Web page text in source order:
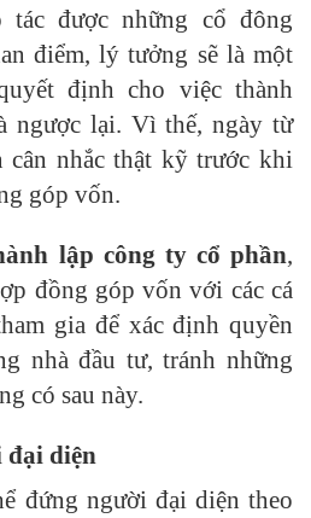
tác được những cổ đông
điểm, lý tưởng sẽ là một
định cho việc thành
ngược lại. Vì thế, ngày từ
cân nhắc thật kỹ trước khi
góp vốn.
lập công ty cổ phần,
đồng góp vốn với các cá
gia để xác định quyền
nhà đầu tư, tránh những
có sau này.
đại diện
đứng người đại diện theo